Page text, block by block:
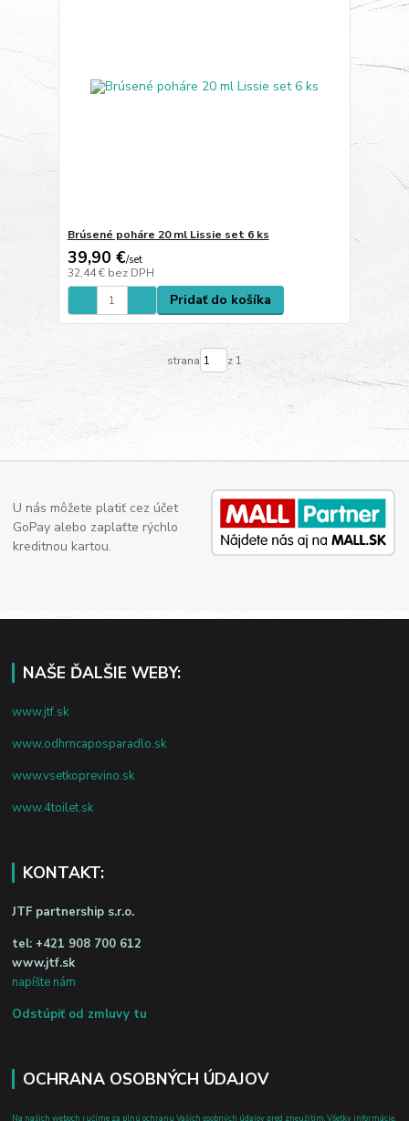
Brúsené poháre 20 ml Lissie set 6 ks
39,90 €/set
32,44 € bez DPH
Pridať do košíka
strana z 1
U nás môžete platiť cez účet
GoPay alebo zaplaťte rýchlo
kreditnou kartou.
NAŠE ĎALŠIE WEBY:
www.jtf.sk
www.odhrncaposparadlo.sk
www.vsetkoprevino.sk
www.4toilet.sk
KONTAKT:
JTF partnership s.r.o.
tel: +421 908 700 612
www.jtf.sk
napíšte nám
Odstúpiť od zmluvy tu
OCHRANA OSOBNÝCH ÚDAJOV
Na našich weboch ručíme za plnú ochranu Vašich osobných údajov pred zneužitím. Všetky informácie,